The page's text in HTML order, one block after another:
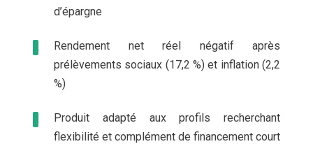
d’épargne
Rendement net réel négatif après
prélèvements sociaux (17,2 %) et inflation (2,2
%)
Produit adapté aux profils recherchant
flexibilité et complément de financement court